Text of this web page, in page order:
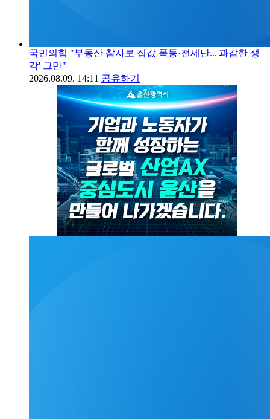
국민의힘 "부동산 참사로 집값 폭등·전세난...'과감한 생
각' 그만"
2026.08.09. 14:11 공유하기